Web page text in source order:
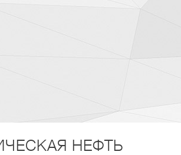
НЕФТЬ